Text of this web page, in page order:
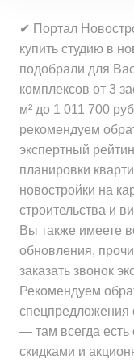
Средняя цена
за 1 м²
за 1 м²
Средняя цена
за 1 м²
Средняя цена
за квартиру
Минимальная
за 1 м²
Средняя цена
за 1 м²
за квартиру
Средняя цена
за квартиру
Минимальная
за 1 м²
Средняя цена
за 1 м²
✔ Портал
купить студию в
подобрали для
комплексов от 3
м² до 1 011 700
рекомендуем
экспертный
планировки
новостройки на
строительства и
Вы также имеете
обновления,
заказать звонок
Рекомендуем
спецпредложения
— там всегда есть
скидками и